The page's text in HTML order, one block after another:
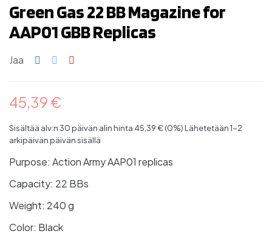
Green Gas 22 BB Magazine for
AAP01 GBB Replicas
Jaa
45,39 €
Sisältää alv:n30 päivän alin hinta 45,39 € (0%) Lähetetään 1-2
arkipäivän päivän sisällä
Purpose: Action Army AAP01 replicas
Capacity: 22 BBs
Weight: 240 g
Color: Black